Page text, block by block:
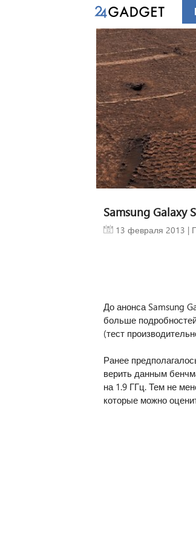
Samsung Galaxy
13 февраля 2013 |
До анонса Samsung
больше
(тест
Ранее
верить данным
на 1.9 ГГц. Тем не
которые можно